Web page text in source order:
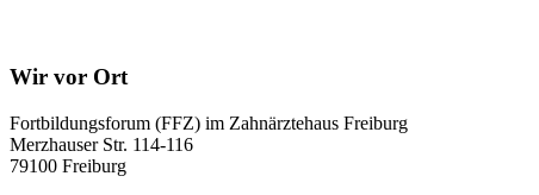
Wir vor Ort
Fortbildungsforum (FFZ) im Zahnärztehaus Freiburg
Merzhauser Str. 114-116
79100 Freiburg